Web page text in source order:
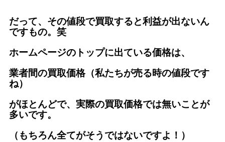
だって、その値段で買取すると利益が出ないん
ですもの。笑
ホームページのトップに出ている価格は、
業者間の買取価格（私たちが売る時の値段です
ね）
がほとんどで、実際の買取価格では無いことが
多いです。
（もちろん全てがそうではないですよ！）